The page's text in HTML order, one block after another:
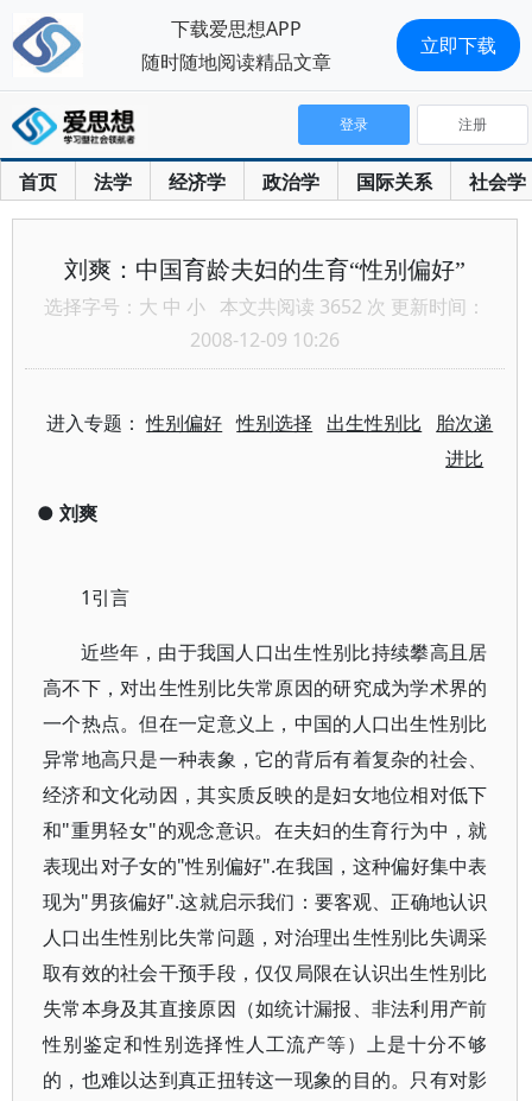
首页 法学 经济学 政治学 国际关系 社会学
登录 注册
刘爽：中国育龄夫妇的生育“性别偏好”
选择字号： 大 中 小 本文共阅读 3652 次 更新时间：
2008-12-09 10:26
进入专题：性别偏好 性别选择 出生性别比
胎次递
进比
● 刘爽
1引言
近些年，由于我国人口出生性别比持续攀高且居
高不下，对出生性别比失常原因的研究成为学术界的
一个热点。但在一定意义上，中国的人口出生性别比
异常地高只是一种表象，它的背后有着复杂的社会、
经济和文化动因，其实质反映的是妇女地位相对低下
和"重男轻女"的观念意识。在夫妇的生育行为中，就
表现出对子女的"性别偏好".在我国，这种偏好集中表
现为"男孩偏好".这就启示我们：要客观、正确地认识
人口出生性别比失常问题，对治理出生性别比失调采
取有效的社会干预手段，仅仅局限在认识出生性别比
失常本身及其直接原因（如统计漏报、非法利用产前
性别鉴定和性别选择性人工流产等）上是十分不够
的，也难以达到真正扭转这一现象的目的。只有对影
下载爱思想APP
随时随地阅读精品文章
立即下载